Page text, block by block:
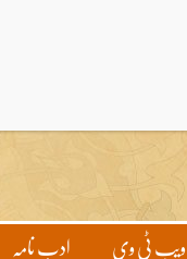
ویب ٹی وی ادب نامہ